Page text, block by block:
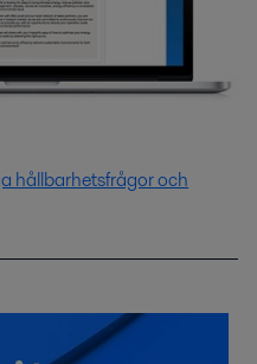
hållbarhetsfrågor och